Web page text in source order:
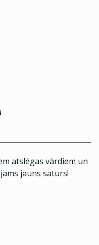
atslēgas vārdiem un
jauns saturs!